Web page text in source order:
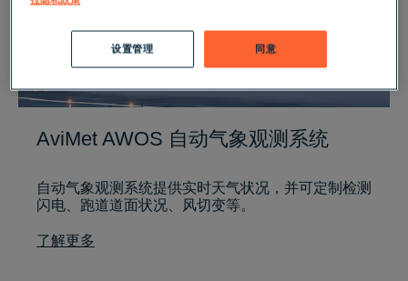
AviMet AWOS 自动气象观测系统
自动气象观测系统提供实时天气状况，并可定制检测
闪电、跑道道面状况、风切变等。
了解更多
同意
设置管理